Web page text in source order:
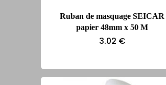
Ruban de masquage SEICAR
papier 48mm x 50 M
3.02 €